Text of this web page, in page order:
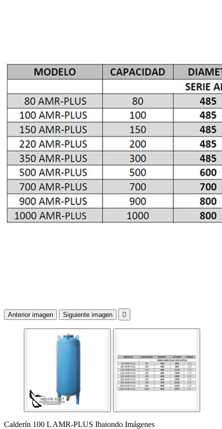
Anterior imagen Siguiente imagen 
Calderín 100 L AMR-PLUS Ibaiondo Imágenes